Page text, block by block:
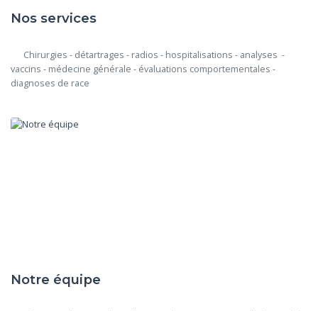
Nos services
vaccins - médecine générale - évaluations comportementales -
diagnoses de race
Notre équipe